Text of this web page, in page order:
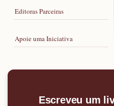
Editoras Parceiras
Apoie uma Iniciativa
Escreveu um